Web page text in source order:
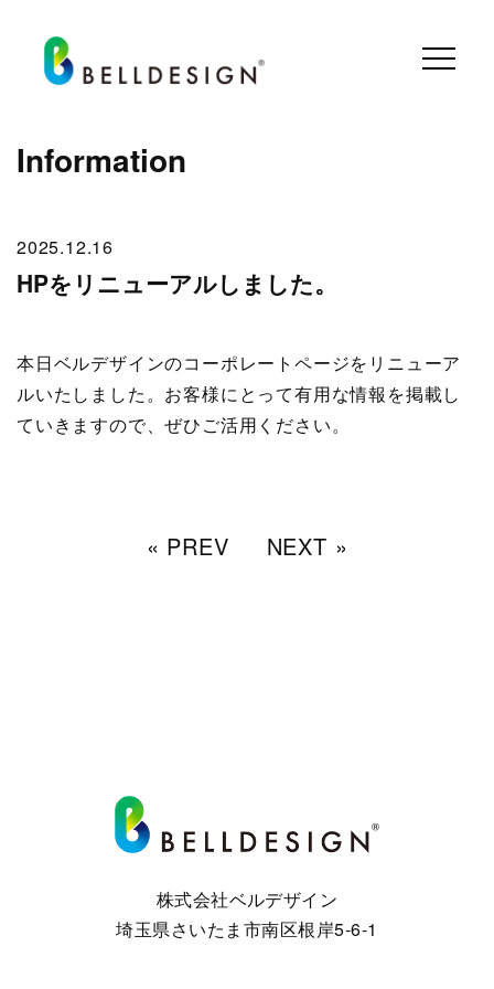
Information
2025.12.16
HPをリニューアルしました。
本日ベルデザインのコーポレートページをリニューア
ルいたしました。お客様にとって有用な情報を掲載し
ていきますので、ぜひご活用ください。
« PREV NEXT »
株式会社ベルデザイン
埼玉県さいたま市南区根岸5-6-1